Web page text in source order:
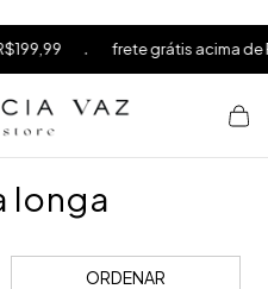
R$599 10% OFF na sua
longa
ORDENAR